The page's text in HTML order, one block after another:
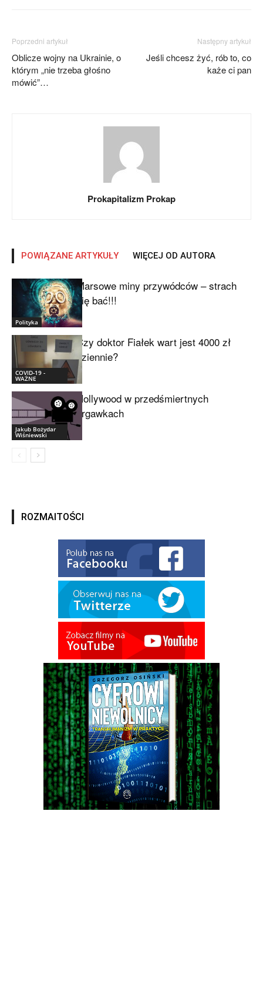
Poprzedni artykuł
Oblicze wojny na Ukrainie, o
którym „nie trzeba głośno
mówić”…
Następny artykuł
Jeśli chcesz żyć, rób to, co
każe ci pan
Prokapitalizm Prokap
POWIĄZANE ARTYKUŁY WIĘCEJ OD AUTORA
Polityka
Marsowe miny przywódców – strach
się bać!!!
COVID-19 -
WAŻNE
Czy doktor Fiałek wart jest 4000 zł
dziennie?
Jakub Bożydar
Wiśniewski
Hollywood w przedśmiertnych
drgawkach
ROZMAITOŚCI